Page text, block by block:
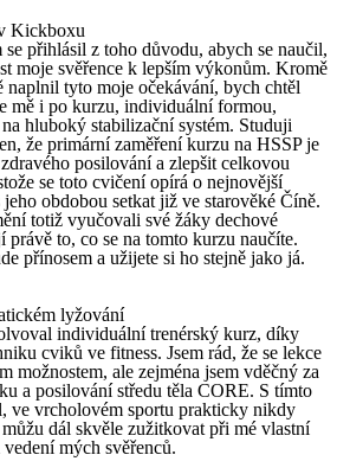
Kickboxu
přihlásil z toho důvodu, abych se naučil,
moje svěřence k lepším výkonům. Kromě
naplnil tyto moje očekávání, bych chtěl
mě i po kurzu, individuální formou,
hluboký stabilizační systém. Studuji
že primární zaměření kurzu na HSSP je
posilování a zlepšit celkovou
se toto cvičení opírá o nejnovější
obdobou setkat již ve starověké Číně.
totiž vyučovali své žáky dechové
to, co se na tomto kurzu naučíte.
přínosem a užijete si ho stejně jako já.
lyžování
individuální trenérský kurz, díky
cviků ve fitness. Jsem rád, že se lekce
možnostem, ale zejména jsem vděčný za
a posilování středu těla CORE. S tímto
ve vrcholovém sportu prakticky nikdy
dál skvěle zužitkovat při mé vlastní
mých svěřenců.